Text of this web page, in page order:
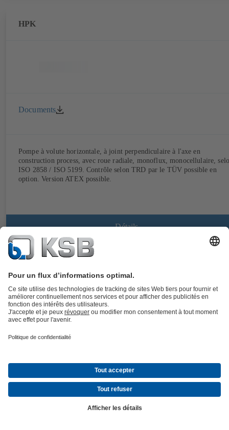
HPK
Documents
Pompe à volute horizontale, à joint perpendiculaire à l'axe en
construction process, avec roue radiale, monoflux, monocellulaire,
ISO 2858 / ISO 5199. Contrôle selon TRD par le TÜV possible en
option. Version ATEX possible.
Détails
MegaCPK
Pompe horizontale à volute, à joint perpendiculaire à l’axe, en
construction process, avec roue radiale monoflux, monocellulaire,